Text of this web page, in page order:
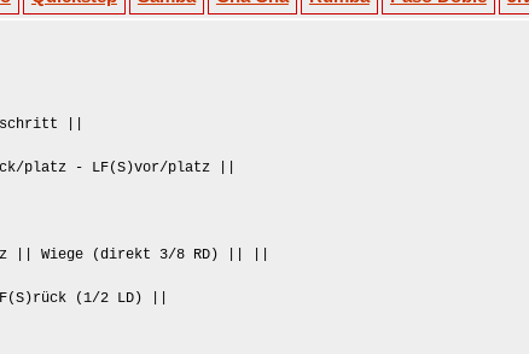
||
platz - LF(S)vor/platz ||
|| Wiege (direkt 3/8 RD) || ||
(1/2 LD) ||